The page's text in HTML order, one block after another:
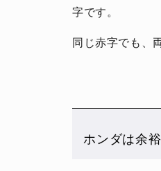
字です。
同じ赤字でも、
ホンダは余